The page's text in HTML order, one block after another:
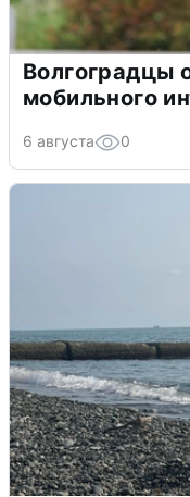
Волгоградцы
мобильного
6 августа 0